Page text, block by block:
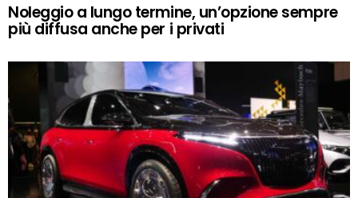
Noleggio a lungo termine, un’opzione sempre
più diffusa anche per i privati